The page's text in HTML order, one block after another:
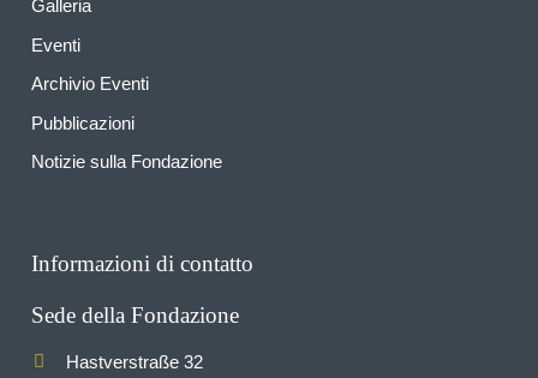
Galleria
Eventi
Archivio Eventi
Pubblicazioni
Notizie sulla Fondazione
Informazioni di contatto
Sede della Fondazione
Hastverstraße 32